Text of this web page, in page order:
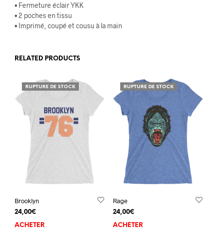
• Fermeture éclair YKK
• 2 poches en tissu
• Imprimé, coupé et cousu à la main
RELATED PRODUCTS
RUPTURE DE STOCK
Brooklyn
24,00€
ACHETER
RUPTURE DE STOCK
Rage
24,00€
ACHETER